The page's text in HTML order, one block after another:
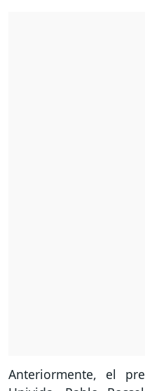
Anteriormente, el